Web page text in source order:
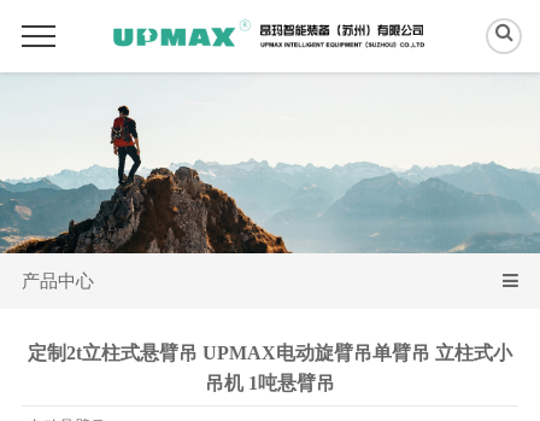
产品中心
定制2t立柱式悬臂吊 UPMAX电动旋臂吊单臂吊 立柱式小
吊机 1吨悬臂吊